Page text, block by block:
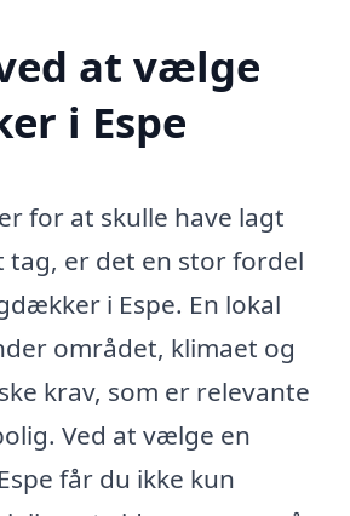
at vælge
i Espe
for at skulle have lagt
tag, er det en stor fordel
i Espe. En lokal
området, klimaet og
krav, som er relevante
Ved at vælge en
får du ikke kun